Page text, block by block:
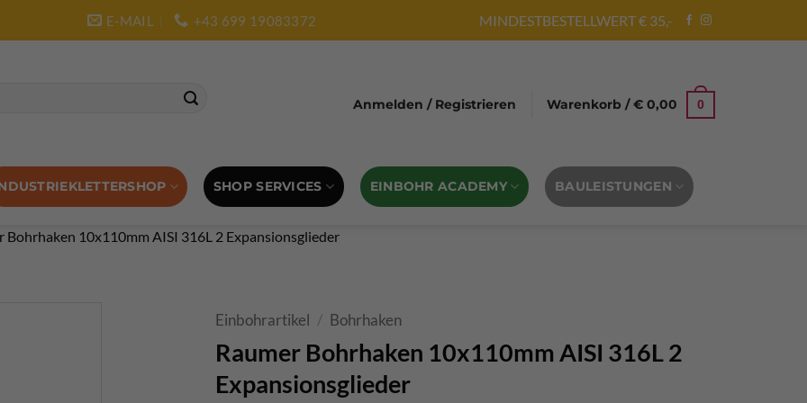
E-MAIL +43 699 19083372 MINDESTBESTELLWERT € 35,-
Anmelden / Registrieren Warenkorb /€ 0,00 0
SHOP SERVICES EINBOHR ACADEMY BAULEISTUNGEN
Bohrhaken 10x110mm AISI 316L 2 Expansionsglieder
Einbohrartikel / Bohrhaken
Raumer Bohrhaken 10x110mm AISI 316L 2
Expansionsglieder